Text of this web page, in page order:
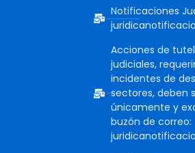
Notificaciones
Acciones de
judiciales,
incidentes de
sectores, deben
únicamente y
buzón de correo: